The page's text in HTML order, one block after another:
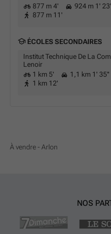
877 m 4'
924 m 1'
877 m 11'
ÉCOLES SECONDAIRES
Institut Technique De La
Lenoir
1 km 5'
1,1 km 1' 35''
1 km 12'
À vendre - Arlon
NOS